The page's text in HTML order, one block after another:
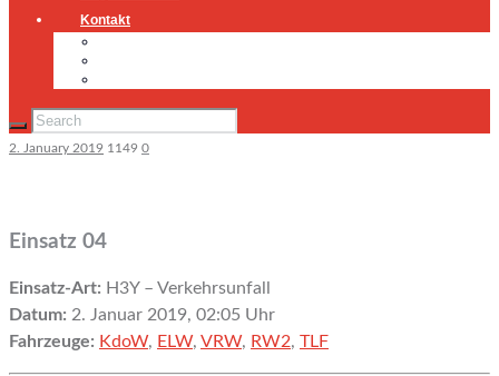
Kontakt
2. January 2019 1149 0
Einsatz 04
Einsatz-Art: H3Y – Verkehrsunfall
Datum: 2. Januar 2019, 02:05 Uhr
Fahrzeuge: KdoW, ELW, VRW, RW2, TLF